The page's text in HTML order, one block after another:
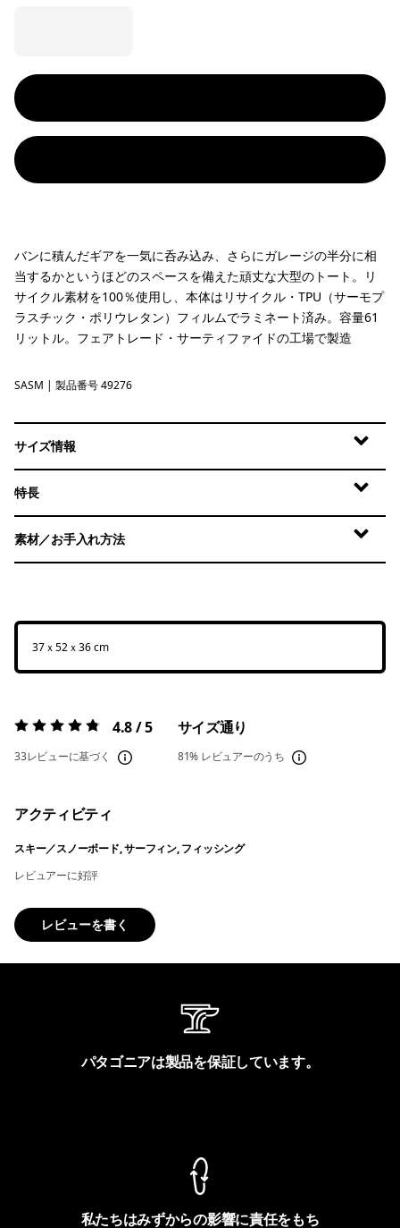
バンに積んだギアを一気に呑み込み、さらにガレージの半分に相
当するかというほどのスペースを備えた頑丈な大型のトート。リ
サイクル素材を100％使用し、本体はリサイクル・TPU（サーモプ
ラスチック・ポリウレタン）フィルムでラミネート済み。容量61
リットル。フェアトレード・サーティファイドの工場で製造
Sastrugi: Summit Blue
SASM | 製品番号 49276
サイズ情報
特長
素材／お手入れ方法
37ｘ52ｘ36 cm
評価:4.8 / 5 4.8 / 5
33レビューに基づく
サイズ通り
81% レビュアーのうち
アクティビティ
スキー／スノーボード, サーフィン, フィッシング
レビュアーに好評
レビューを書く
パタゴニアは製品を保証しています。
私たちはみずからの影響に責任をもち